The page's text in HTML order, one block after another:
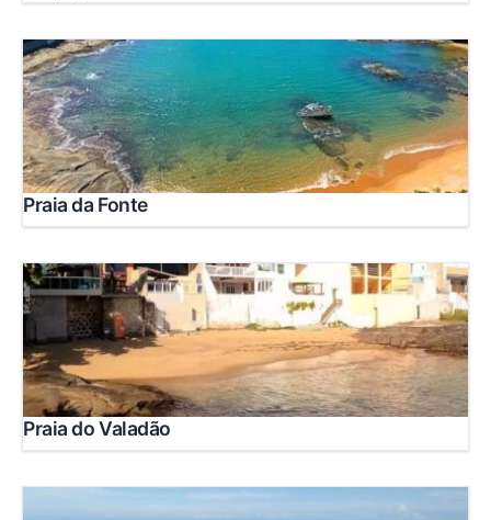
Praia da Fonte
Praia do Valadão